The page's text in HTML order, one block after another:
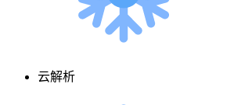
云解析